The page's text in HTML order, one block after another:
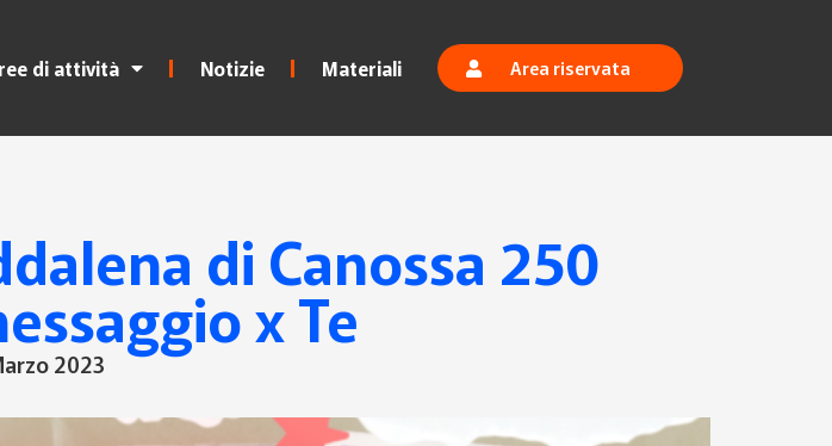
di attività Notizie Materiali Area riservata
di Canossa 250
x Te
2023